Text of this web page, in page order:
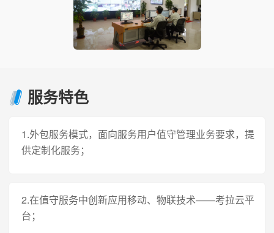
服务特色
1.外包服务模式，面向服务用户值守管理业务要求，提
供定制化服务；
2.在值守服务中创新应用移动、物联技术——考拉云平
台；